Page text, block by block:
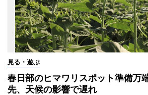
見る・遊ぶ
春日部のヒマワリスポット準備
先、天候の影響で遅れ